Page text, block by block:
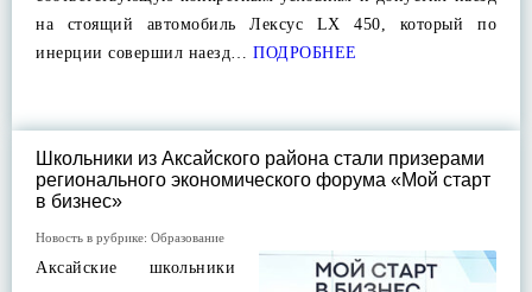
на стоящий автомобиль Лексус LX 450, который по
инерции совершил наезд… ПОДРОБНЕЕ
Школьники из Аксайского района стали призерами
регионального экономического форума «Мой старт
в бизнес»
Новость в рубрике: Образование
Аксайские школьники